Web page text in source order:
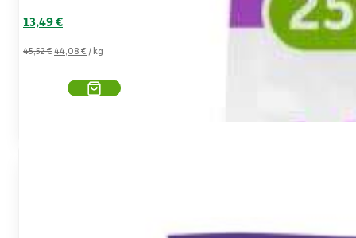
Ursprünglicher
war:
13,49€Aktueller
ist:
45,52€44,08 € / kg